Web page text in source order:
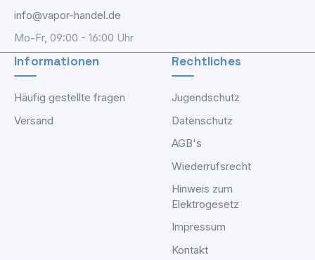
info@vapor-handel.de
Mo-Fr, 09:00 - 16:00 Uhr
Informationen
Häufig gestellte fragen
Versand
Rechtliches
Jugendschutz
Datenschutz
AGB's
Wiederrufsrecht
Hinweis zum
Elektrogesetz
Impressum
Kontakt